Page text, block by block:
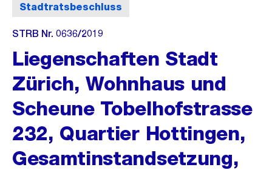
Stadtratsbeschluss
STRB Nr. 0636/2019
Liegenschaften Stadt
Zürich, Wohnhaus und
Scheune Tobelhofstrasse
232, Quartier Hottingen,
Gesamtinstandsetzung,